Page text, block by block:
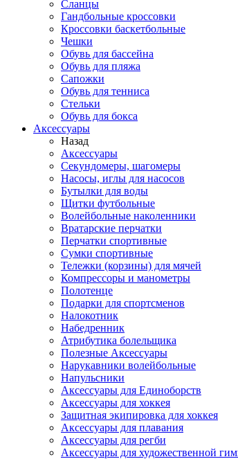
Сланцы
Гандбольные кроссовки
Кроссовки баскетбольные
Чешки
Обувь для бассейна
Обувь для пляжа
Сапожки
Обувь для тенниса
Стельки
Обувь для бокса
Аксессуары
Назад
Аксессуары
Секундомеры, шагомеры
Насосы, иглы для насосов
Бутылки для воды
Щитки футбольные
Волейбольные наколенники
Вратарские перчатки
Перчатки спортивные
Сумки спортивные
Тележки (корзины) для мячей
Компрессоры и манометры
Полотенце
Подарки для спортсменов
Налокотник
Набедренник
Атрибутика болельщика
Полезные Аксессуары
Нарукавники волейбольные
Напульсники
Аксессуары для Единоборств
Аксессуары для хоккея
Защитная экипировка для хоккея
Аксессуары для плавания
Аксессуары для регби
Аксессуары для художественной